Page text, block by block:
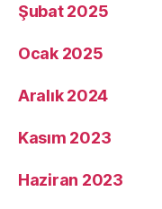
Şubat 2025
Ocak 2025
Aralık 2024
Kasım 2023
Haziran 2023